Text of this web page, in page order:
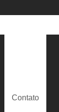
Contato